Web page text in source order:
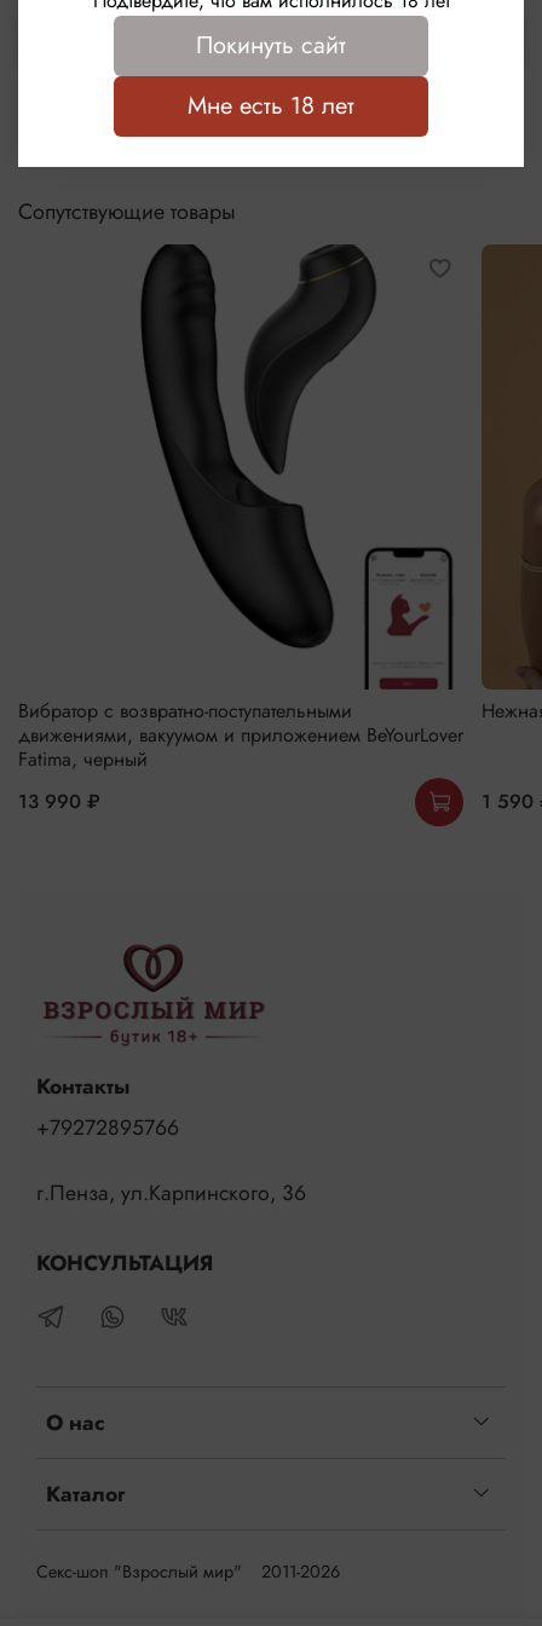
Сопутствующие товары
Вибратор с возвратно-поступательными
движениями, вакуумом и приложением BeYourLover
Fatima, черный
13 990 ₽
1 590
О нас
Каталог
Контакты
+79272895766
г.Пенза, ул.Карпинского, 36
КОНСУЛЬТАЦИЯ
Секс-шоп "Взрослый мир" 2011-2026
Покинуть сайт
Мне есть 18 лет